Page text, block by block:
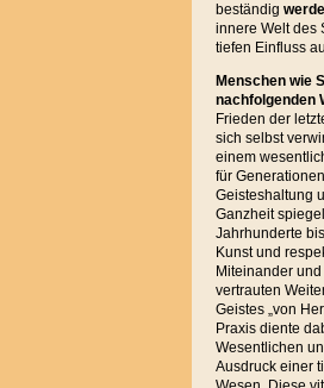
beständig
innere Welt des
tiefen Einfluss
Menschen wie
nachfolgenden
Frieden der
sich selbst
einem
für
Geisteshaltung
Ganzheit
Jahrhunderte
Kunst und
Miteinander
vertrauten
Geistes „von
Praxis diente
Wesentlichen
Ausdruck einer